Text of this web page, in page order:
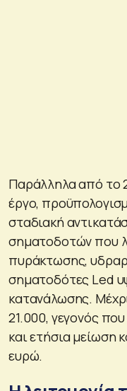
Παράλληλα από το
έργο,
σταδιακή
σηματοδοτών που
πυράκτωσης,
σηματοδότες Led
κατανάλωσης.
21.000, γεγονός
και ετήσια μείωση
ευρώ.